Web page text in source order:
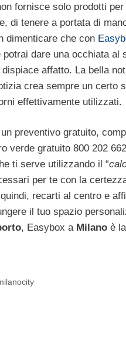
fornisce solo prodotti per
di tenere a portata di
dimenticare che con
dare una occhiata al
affatto. La bella
crea sempre un certo
effettivamente utilizzati.
preventivo gratuito,
verde gratuito 800 202
ti serve utilizzando il “
per te con la
recarti al centro e
il tuo spazio
, Easybox a Milano è